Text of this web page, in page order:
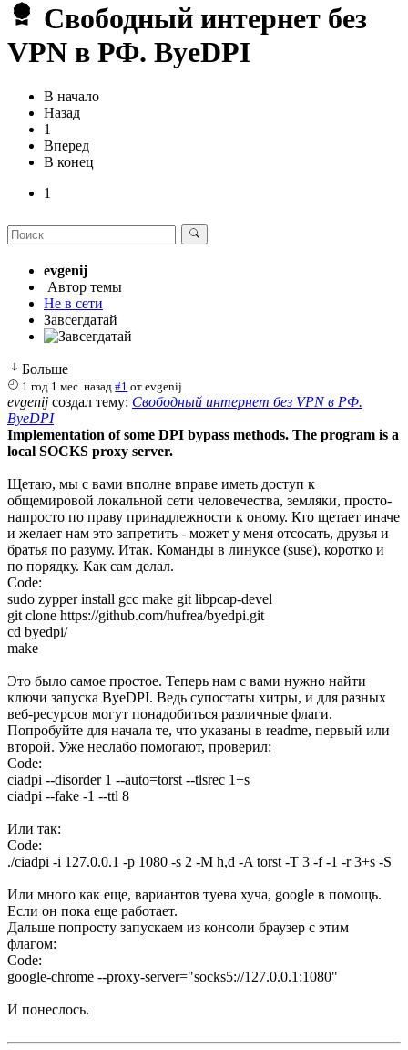
Свободный интернет без
VPN в РФ. ByeDPI
В начало
Назад
1
Вперед
В конец
1
evgenij
Автор темы
Не в сети
Завсегдатай
Больше
1 год 1 мес. назад #1 отevgenij
evgenij создал тему: Свободный интернет без VPN в РФ.
ByeDPI
Implementation of some DPI bypass methods. The program is a
local SOCKS proxy server.
Щетаю, мы с вами вполне вправе иметь доступ к
общемировой локальной сети человечества, земляки, просто-
напросто по праву принадлежности к оному. Кто щетает иначе
и желает нам это запретить - может у меня отсосать, друзья и
братья по разуму. Итак. Команды в линуксе (suse), коротко и
по порядку. Как сам делал.
Code:
sudo zypper install gcc make git libpcap-devel
git clone https://github.com/hufrea/byedpi.git
cd byedpi/
make
Это было самое простое. Теперь нам с вами нужно найти
ключи запуска ByeDPI. Ведь супостаты хитры, и для разных
веб-ресурсов могут понадобиться различные флаги.
Попробуйте для начала те, что указаны в readme, первый или
второй. Уже неслабо помогают, проверил:
Code:
ciadpi --disorder 1 --auto=torst --tlsrec 1+s
ciadpi --fake -1 --ttl 8
Или так:
Code:
./ciadpi -i 127.0.0.1 -p 1080 -s 2 -M h,d -A torst -T 3 -f -1 -r 3+s -S
Или много как еще, вариантов туева хуча, google в помощь.
Если он пока еще работает.
Дальше попросту запускаем из консоли браузер с этим
флагом:
Code:
google-chrome --proxy-server="socks5://127.0.0.1:1080"
И понеслось.